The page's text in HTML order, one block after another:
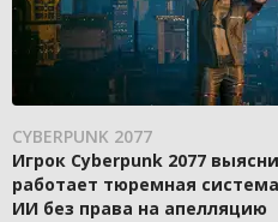
CYBERPUNK 2077
Игрок Cyberpunk 2077
работает тюремная
ИИ без права на апелляцию